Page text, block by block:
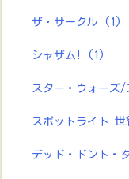
ザ・サークル (1)
シャザム! (1)
スター・ウォーズ
スポットライト 世
デッド・ドント・